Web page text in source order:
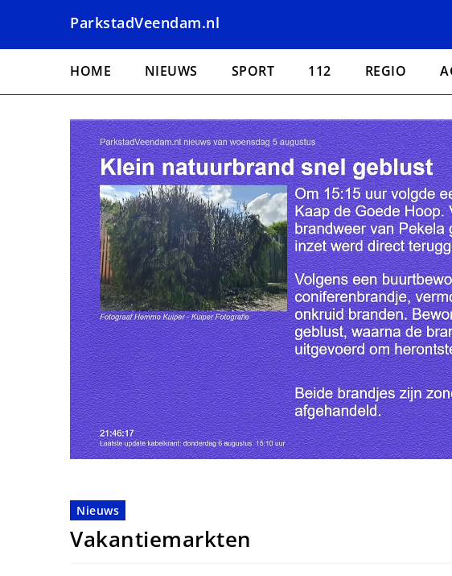
naar
ParkstadVeendam.nl
Hoofdnavigatie
HOME NIEUWS SPORT 112 REGIO
Nieuws
Vakantiemarkten